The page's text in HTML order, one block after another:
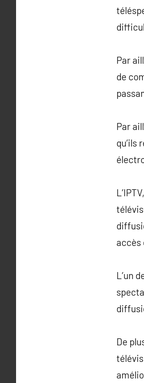
Par
de
Par
qu’ils
accès
L’un
De